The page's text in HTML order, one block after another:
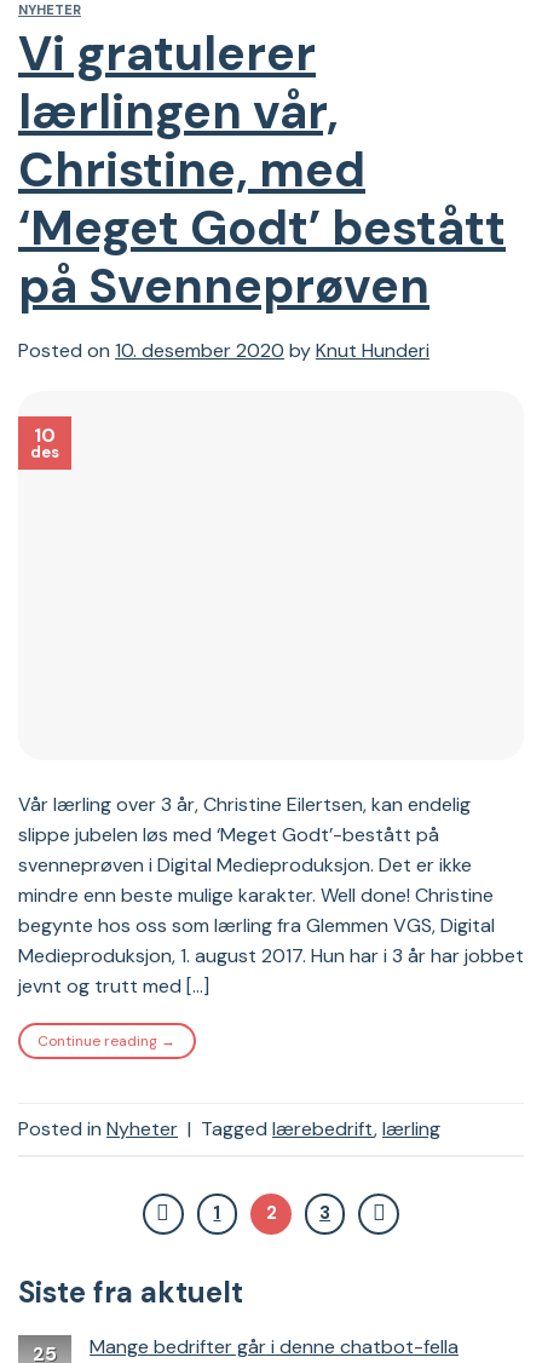
NYHETER
Vi gratulerer
lærlingen vår,
Christine, med
‘Meget Godt’ bestått
på Svenneprøven
Posted on 10. desember 2020 byKnut Hunderi
10
des
Vår lærling over 3 år, Christine Eilertsen, kan endelig
slippe jubelen løs med ‘Meget Godt’-bestått på
svenneprøven i Digital Medieproduksjon. Det er ikke
mindre enn beste mulige karakter. Well done! Christine
begynte hos oss som lærling fra Glemmen VGS, Digital
Medieproduksjon, 1. august 2017. Hun har i 3 år har jobbet
jevnt og trutt med […]
Continue reading →
Posted in Nyheter | Tagged lærebedrift,lærling
1 2 3
Siste fra aktuelt
25 Mange bedrifter går i denne chatbot-fella